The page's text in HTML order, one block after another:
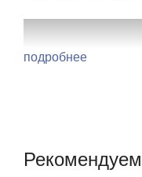
подробнее